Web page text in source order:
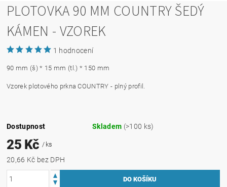
PLOTOVKA 90 MM COUNTRY ŠEDÝ
KÁMEN - VZOREK
1 hodnocení
90 mm (š) * 15 mm (tl.) * 150 mm
Vzorek plotového prkna COUNTRY - plný profil.
Dostupnost Skladem (>100 ks)
25 Kč/ ks
20,66 Kč bez DPH